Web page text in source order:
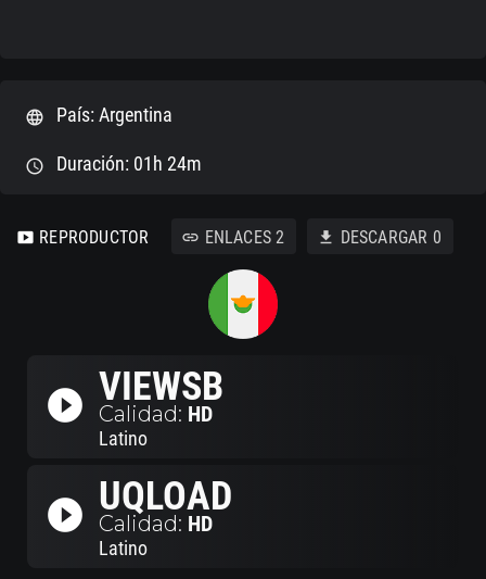
language País: Argentina
schedule Duración: 01h 24m
smart_display REPRODUCTOR link ENLACES 2 download DESCARGAR 0
play_circle_filled VIEWSB
Calidad: HD
Latino
play_circle_filled UQLOAD
Calidad: HD
Latino